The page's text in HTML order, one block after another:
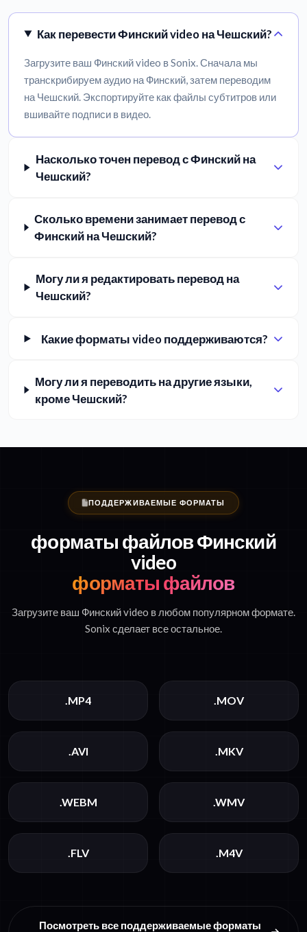
Как перевести Финский video на Чешский?
Загрузите ваш Финский video в Sonix. Сначала мы
транскрибируем аудио на Финский, затем переводим
на Чешский. Экспортируйте как файлы субтитров или
вшивайте подписи в видео.
Насколько точен перевод с Финский на
Чешский?
Сколько времени занимает перевод с
Финский на Чешский?
Могу ли я редактировать перевод на
Чешский?
Какие форматы video поддерживаются?
Могу ли я переводить на другие языки,
кроме Чешский?
ПОДДЕРЖИВАЕМЫЕ ФОРМАТЫ
форматы файлов Финский
video
форматы файлов
Загрузите ваш Финский video в любом популярном формате.
Sonix сделает все остальное.
.MP4 .MOV
.AVI .MKV
.WEBM .WMV
.FLV .M4V
Посмотреть все поддерживаемые форматы